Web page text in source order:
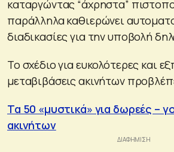
καταργώντας “άχρηστα”
παράλληλα καθιερώνει
διαδικασίες για την υποβολή
Το σχέδιο για ευκολότερες και
μεταβιβάσεις ακινήτων
Τα 50 «μυστικά» για δωρεές –
ακινήτων